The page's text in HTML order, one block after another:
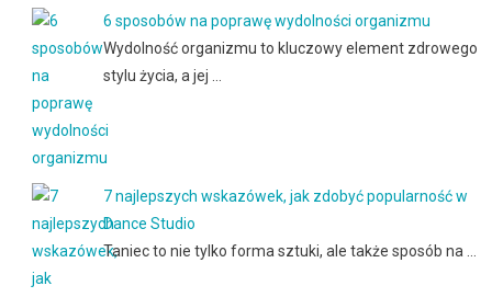
6 sposobów na poprawę wydolności organizmu
Wydolność organizmu to kluczowy element zdrowego
stylu życia, a jej …
7 najlepszych wskazówek, jak zdobyć popularność w
Dance Studio
Taniec to nie tylko forma sztuki, ale także sposób na …